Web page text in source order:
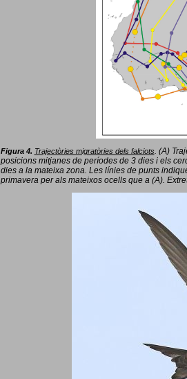
Figura 4. Trajectòries migratòries dels falciots. (A)
posicions mitjanes de períodes de 3 dies i els
dies a la mateixa zona. Les línies de punts
primavera per als mateixos ocells que a (A).